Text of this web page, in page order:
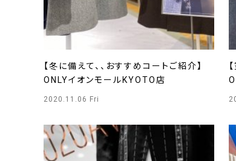
【冬に備えて、、おすすめコートご紹介】
ONLYイオンモールKYOTO店
2020.11.06 Fri